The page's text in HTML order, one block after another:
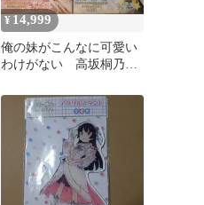
¥ 14,999
俺の妹がこんなに可愛い
わけがない 高坂桐乃&